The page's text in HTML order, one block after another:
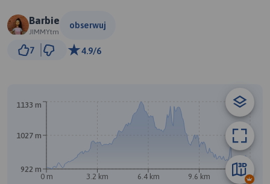
Barbie
JIMMYtm
obserwuj
7 4.9/6
0 m 3.2 km 6.4 km 9.6 km 12 km
922 m
1027 m
1133 m